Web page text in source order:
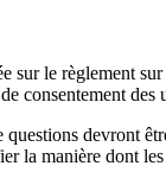
sur le règlement
consentement des
devront
manière dont